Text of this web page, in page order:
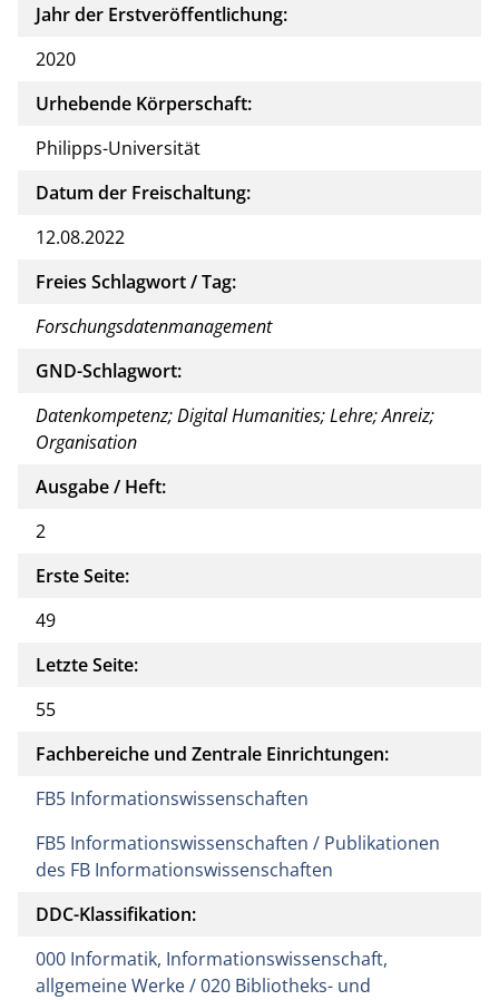
Jahr der Erstveröffentlichung:
2020
Urhebende Körperschaft:
Philipps-Universität
Datum der Freischaltung:
12.08.2022
Freies Schlagwort / Tag:
Forschungsdatenmanagement
GND-Schlagwort:
Datenkompetenz; Digital Humanities; Lehre; Anreiz;
Organisation
Ausgabe / Heft:
2
Erste Seite:
49
Letzte Seite:
55
Fachbereiche und Zentrale Einrichtungen:
FB5 Informationswissenschaften
FB5 Informationswissenschaften / Publikationen
des FB Informationswissenschaften
DDC-Klassifikation:
000 Informatik, Informationswissenschaft,
allgemeine Werke / 020 Bibliotheks- und